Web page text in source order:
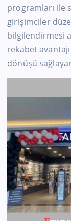
programları ile
girişimciler
bilgilendirmesi
rekabet
dönüşü